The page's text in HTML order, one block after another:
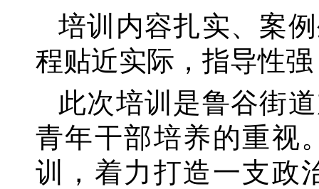
培训内容扎实、案
程贴近实际，指导性
此次培训是鲁谷街
青年干部培养的重视
训，着力打造一支政